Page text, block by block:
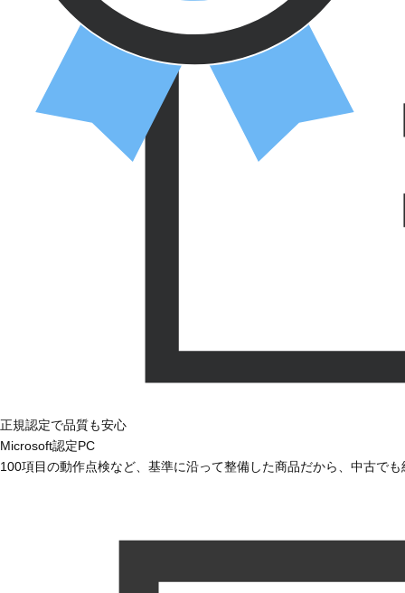
正規認定で品質も安心
Microsoft認定PC
100項目の動作点検など、基準に沿って整備した商品だから、中古で